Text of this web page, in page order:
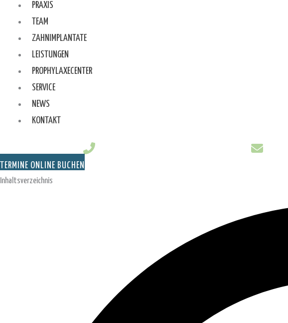
PRAXIS
TEAM
ZAHNIMPLANTATE
LEISTUNGEN
PROPHYLAXECENTER
SERVICE
NEWS
KONTAKT
TERMINE ONLINE BUCHEN
Inhaltsverzeichnis